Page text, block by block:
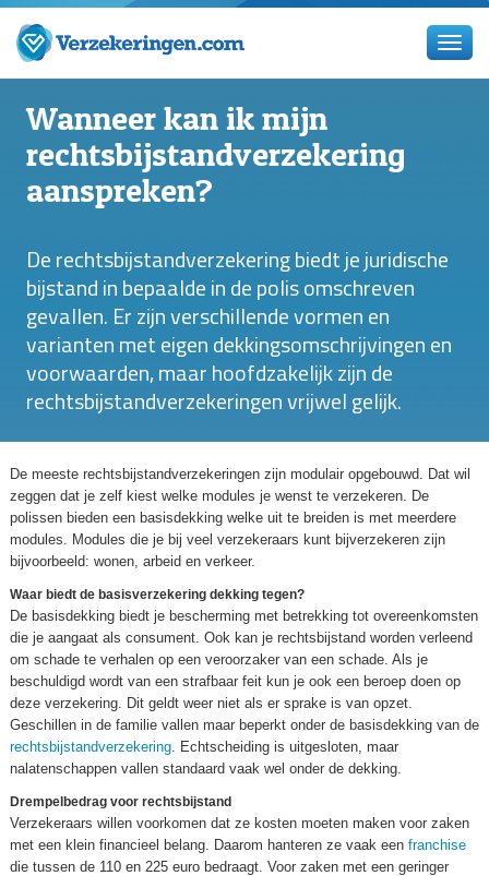
Wanneer kan ik mijn
rechtsbijstandverzekering
aanspreken?
De rechtsbijstandverzekering biedt je juridische
bijstand in bepaalde in de polis omschreven
gevallen. Er zijn verschillende vormen en
varianten met eigen dekkingsomschrijvingen en
voorwaarden, maar hoofdzakelijk zijn de
rechtsbijstandverzekeringen vrijwel gelijk.
De meeste rechtsbijstandverzekeringen zijn modulair opgebouwd. Dat wil
zeggen dat je zelf kiest welke modules je wenst te verzekeren. De
polissen bieden een basisdekking welke uit te breiden is met meerdere
modules. Modules die je bij veel verzekeraars kunt bijverzekeren zijn
bijvoorbeeld: wonen, arbeid en verkeer.
Waar biedt de basisverzekering dekking tegen?
De basisdekking biedt je bescherming met betrekking tot overeenkomsten
die je aangaat als consument. Ook kan je rechtsbijstand worden verleend
om schade te verhalen op een veroorzaker van een schade. Als je
beschuldigd wordt van een strafbaar feit kun je ook een beroep doen op
deze verzekering. Dit geldt weer niet als er sprake is van opzet.
Geschillen in de familie vallen maar beperkt onder de basisdekking van de
rechtsbijstandverzekering. Echtscheiding is uitgesloten, maar
nalatenschappen vallen standaard vaak wel onder de dekking.
Drempelbedrag voor rechtsbijstand
Verzekeraars willen voorkomen dat ze kosten moeten maken voor zaken
met een klein financieel belang. Daarom hanteren ze vaak een franchise
die tussen de 110 en 225 euro bedraagt. Voor zaken met een geringer